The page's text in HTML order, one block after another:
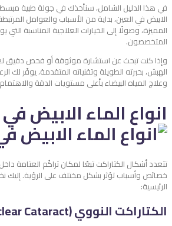
في هذا الدليل الشامل، سنأخذك في جولة طبية
الابيض في العين، بداية من الأسباب والعوامل
المميزة، وصولًا إلى الخيارات العلاجية المناسبة التي
المتخصصون.
وإذا كنت تبحث عن استشارة موثوقة أو فحص دقيق
الهبش، بخبرته الطويلة وتقنياته المتقدمة، يوفّر لك
وعلاج المياه البيضاء بأعلى مستويات الدقة
انواع الماء الابيض
تتعدد أشكال الكتاراكت تبعًا لمكان تراكُم العتامة
خصائص وأسباب تؤثر بشكل مختلف على الرؤية. إليك
الرئيسية:
الكتاراكت النووي (Nuclear Cataract)